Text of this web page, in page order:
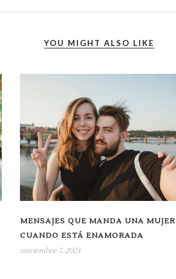
YOU MIGHT ALSO LIKE
MENSAJES QUE MANDA UNA MUJER
CUANDO ESTÁ ENAMORADA
noviembre 7, 2023